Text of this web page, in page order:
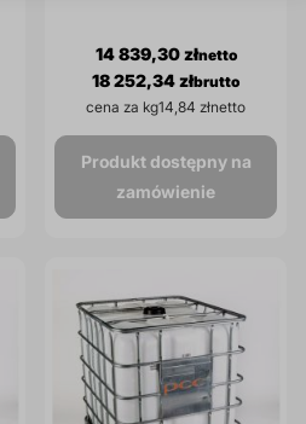
18 252,34 zł
14 839,30 zł
cena za kg14,84 zł
Produkt dostępny na
zamówienie